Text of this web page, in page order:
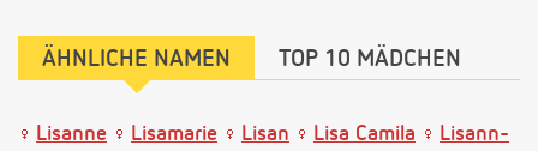
ÄHNLICHE NAMEN TOP 10 MÄDCHEN
Lisanne Lisamarie Lisan Lisa Camila
Lisann-